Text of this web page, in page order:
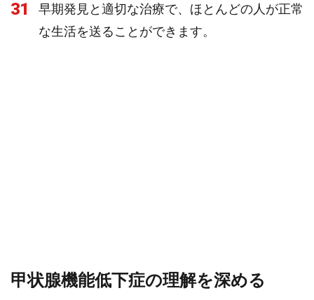
31
早期発見と適切な治療で、ほとんどの人が正常
な生活を送ることができます。
甲状腺機能低下症の理解を深める